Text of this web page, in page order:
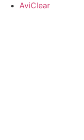
AviClear